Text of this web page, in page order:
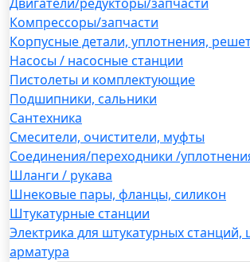
Двигатели/редукторы/запчасти
Компрессоры/запчасти
Корпусные детали, уплотнения,
Насосы / насосные станции
Пистолеты и комплектующие
Подшипники, сальники
Сантехника
Смесители, очистители, муфты
Соединения/переходники /
Шланги / рукава
Шнековые пары, фланцы, силикон
Штукатурные станции
Электрика для штукатурных станций,
арматура